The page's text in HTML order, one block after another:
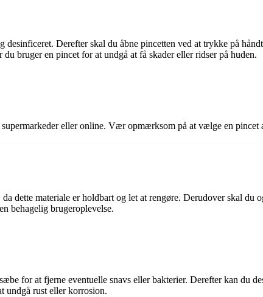
Derefter skal du åbne pincetten ved at trykke på
bruger en pincet for at undgå at få skader eller ridser på huden.
eller online. Vær opmærksom på at vælge en
dette materiale er holdbart og let at rengøre. Derudover skal du
behagelig brugeroplevelse.
for at fjerne eventuelle snavs eller bakterier. Derefter kan du
undgå rust eller korrosion.